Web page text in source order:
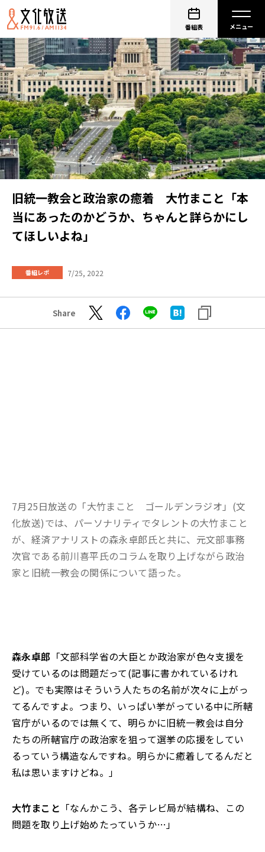
番組表
旧統一教会と政治家の癒着 大竹まこと「本
当にあったのかどうか、ちゃんと詳らかにし
てほしいよね」
番組レポ 7/25, 2022
Share
7月25日放送の「大竹まこと ゴールデンラジオ」(文
化放送)では、パーソナリティでタレントの大竹まこと
が、経済アナリストの森永卓郎氏と共に、元文部事務
次官である前川喜平氏のコラムを取り上げながら政治
家と旧統一教会の関係について語った。
森永卓郎 「文部科学省の大臣とか政治家が色々支援を
受けているのは問題だって(記事に書かれているけれ
ど)。でも実際はそういう人たちの名前が次々に上がっ
てるんですよ。つまり、いっぱい挙がっている中に所轄
官庁がいるのでは無くて、明らかに旧統一教会は自分
たちの所轄官庁の政治家を狙って選挙の応援をしてい
るっていう構造なんですね。明らかに癒着してるんだと
私は思いますけどね。」
大竹まこと 「なんかこう、各テレビ局が結構ね、この
問題を取り上げ始めたっていうか…」